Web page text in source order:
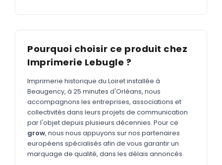
Catalogue complet
Sacs & voyages
Verres & déjeuner
Technologie
Vêtements
Pourquoi choisir ce produit chez
Imprimerie Lebugle ?
Imprimerie historique du Loiret installée à
Beaugency, à 25 minutes d'Orléans, nous
accompagnons les entreprises, associations et
collectivités dans leurs projets de communication
par l'objet depuis plusieurs décennies. Pour ce
grow, nous nous appuyons sur nos partenaires
européens spécialisés afin de vous garantir un
marquage de qualité, dans les délais annoncés.